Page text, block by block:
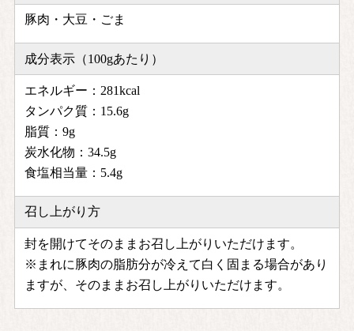
豚肉・大豆・ごま
成分表示（100gあたり）
エネルギー：281kcal
タンパク質：15.6g
脂質：9g
炭水化物：34.5g
食塩相当量：5.4g
召し上がり方
封を開けてそのままお召し上がりいただけます。
※まれに豚肉の脂肪分が冷えて白く固まる場合があり
ますが、そのままお召し上がりいただけます。